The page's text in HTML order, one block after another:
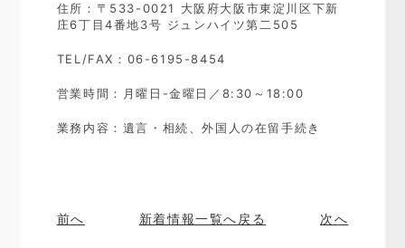
住所：〒533-0021 大阪府大阪市東淀川区下新
庄6丁目4番地3号 ジュンハイツ第二505
TEL/FAX：06-6195-8454
営業時間：月曜日-金曜日／8:30～18:00
業務内容：遺言・相続、外国人の在留手続き
前へ 新着情報一覧へ戻る 次へ